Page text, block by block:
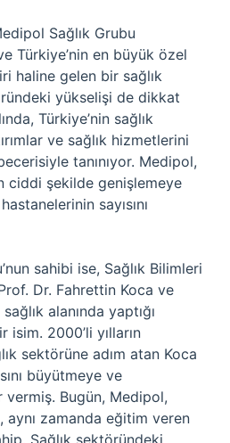
Sağlık Grubu
Türkiye’nin en büyük özel
haline gelen bir sağlık
yükselişi de dikkat
Türkiye’nin sağlık
ve sağlık hizmetlerini
tanınıyor. Medipol,
ciddi şekilde genişlemeye
sayısını
sahibi ise, Sağlık Bilimleri
Dr. Fahrettin Koca ve
alanında yaptığı
isim. 2000’li yılların
sektörüne adım atan Koca
büyütmeye ve
Bugün, Medipol,
aynı zamanda eğitim veren
Sağlık sektöründeki